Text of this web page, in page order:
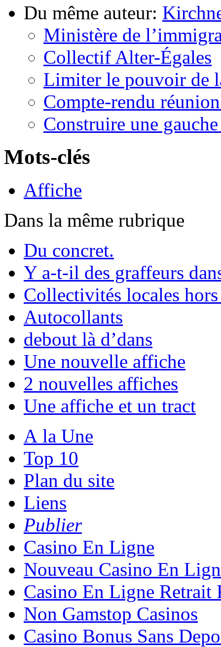
Du même auteur:
Ministère de
Collectif Alter-Égales
Limiter le pouvoir de
Compte-rendu
Construire une
Mots-clés
Affiche
Dans la même rubrique
Du concret.
Y a-t-il des graffeurs
Collectivités locales
Autocollants
debout là d’dans
Une nouvelle affiche
2 nouvelles affiches
Une affiche et un tract
A la Une
Top 10
Plan du site
Liens
Publier
Casino En Ligne
Nouveau Casino En
Casino En Ligne Retrait
Non Gamstop Casinos
Casino Bonus Sans